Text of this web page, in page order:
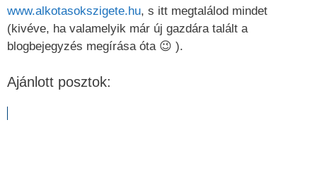
www.alkotasokszigete.hu, s itt megtalálod mindet
(kivéve, ha valamelyik már új gazdára talált a
blogbejegyzés megírása óta 😉 ).
Ajánlott posztok: